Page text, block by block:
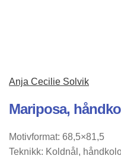
Anja Cecilie Solvik
Mariposa,
Motivformat: 68,5×81,5
Teknikk: Koldnål,